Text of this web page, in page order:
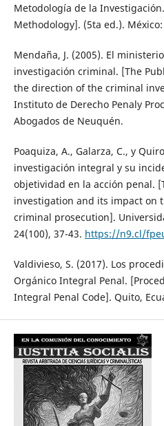
Metodología de la
Methodology]. (5ta ed.).
Mendaña, J. (2005). El
investigación criminal. [The
the direction of the criminal
Instituto de Derecho Penaly
Abogados de Neuquén.
Poaquiza, A., Galarza, C., y
investigación integral y su
objetividad en la acción penal.
investigation and its impact on
criminal prosecution].
24(100), 37-43. https://n9.cl/
Valdivieso, S. (2017). Los
Orgánico Integral Penal.
Integral Penal Code]. Quito,